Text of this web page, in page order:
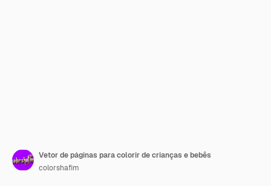
Vetor de páginas para colorir de crianças e bebês
colorshafim